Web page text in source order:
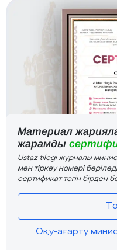
Материал
жарамды
Ustaz tilegi журналы
мен тіркеу номері
сертификат тегін бірден
Оқу-ағарту